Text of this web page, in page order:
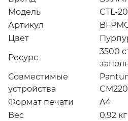
Модель
CTL-
Артикул
Цвет
Ресурс
3500
Совместимые
устройства
Формат печати
A4
Вес
0,92 кг